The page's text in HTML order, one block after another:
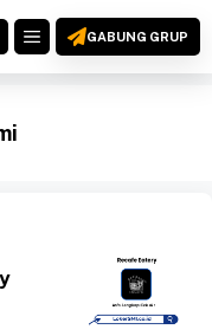
MENUGABUNG GRUP